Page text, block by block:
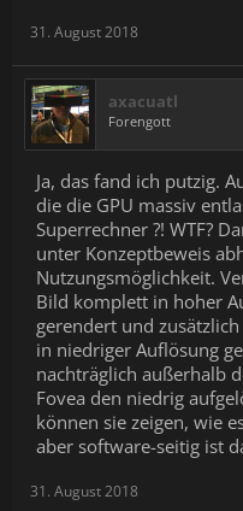
31. August 2018
axacuatl
Forengott
Ja, das fand ich putzig.
die die GPU massiv
Superrechner ?! WTF?
unter Konzeptbeweis
Nutzungsmöglichkeit.
Bild komplett in hoher
gerendert und
in niedriger Auflösung
nachträglich außerhalb
Fovea den niedrig
können sie zeigen, wie
aber software-seitig ist
31. August 2018